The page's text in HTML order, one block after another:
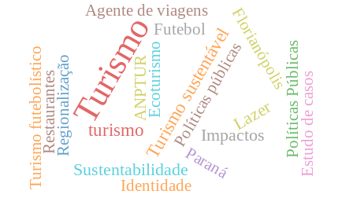
TurismoTurismo sustentável
turismo Impactos
Lazer
Sustentabilidade
Ecoturismo Florianópolis
Políticas públicas
Regionalização
Restaurantes
Paraná
Políticas Públicas
Identidade
Turismo futebolístico
Futebol
ANPTUR
Agente de viagens
Estudo de casos